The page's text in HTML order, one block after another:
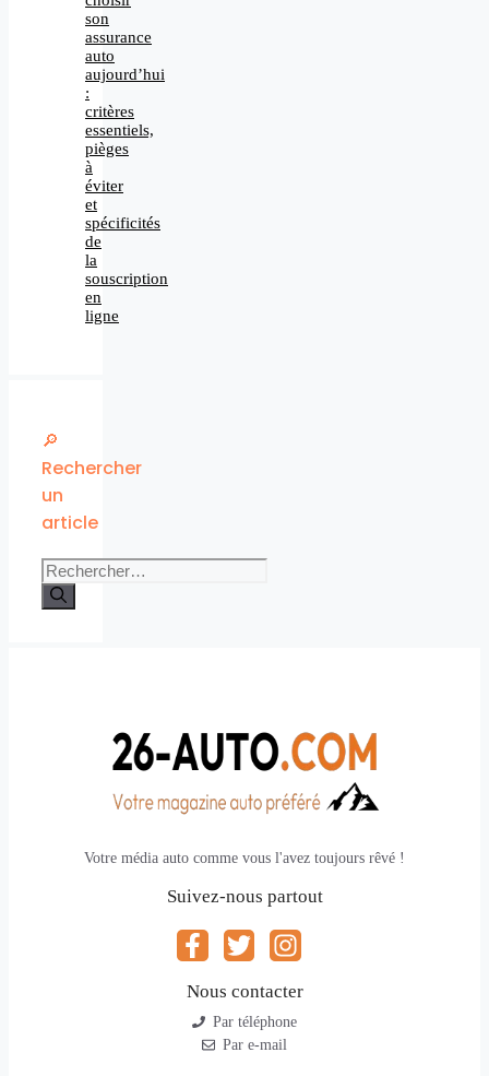
son
assurance
auto
aujourd’hui
:
critères
essentiels,
pièges
à
éviter
et
spécificités
de
la
souscription
en
ligne
🔎
Rechercher
un
article
Rechercher :
Votre média auto comme vous l'avez toujours rêvé !
Suivez-nous partout
Nous contacter
Par téléphone
Par e-mail